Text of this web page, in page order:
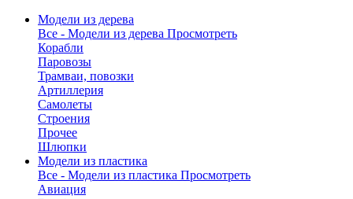
Модели из дерева
Все - Модели из дерева Просмотреть
Корабли
Паровозы
Трамваи, повозки
Артиллерия
Самолеты
Строения
Прочее
Шлюпки
Модели из пластика
Все - Модели из пластика Просмотреть
Авиация